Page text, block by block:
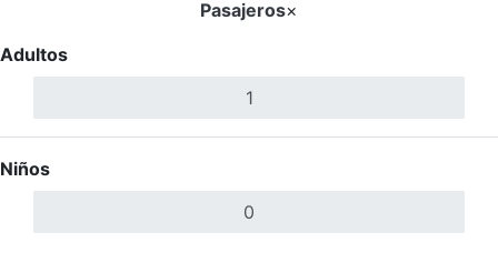
Pasajeros×
Adultos
Niños